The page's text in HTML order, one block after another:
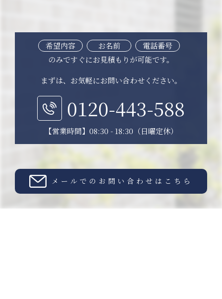
希望内容 お名前
電話番号
のみですぐにお見積もりが可能です。
まずは、お気軽にお問い合わせください。
0120-443-588
【営業時間】08:30 - 18:30（日曜定休）
メールでのお問い合わせはこちら